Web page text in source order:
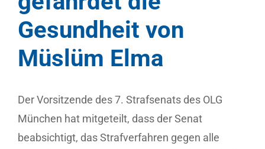
Gesundheit von
Müslüm Elma
Der Vorsitzende des 7. Strafsenats des OLG
München hat mitgeteilt, dass der Senat
beabsichtigt, das Strafverfahren gegen alle